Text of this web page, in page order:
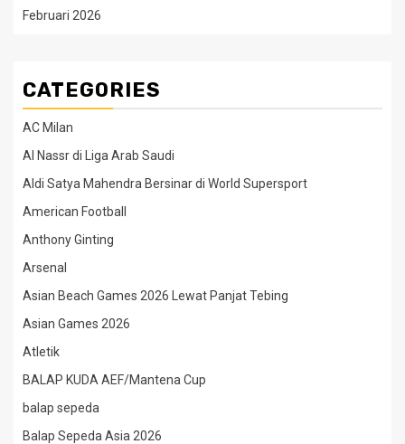
Februari 2026
CATEGORIES
AC Milan
Al Nassr di Liga Arab Saudi
Aldi Satya Mahendra Bersinar di World Supersport
American Football
Anthony Ginting
Arsenal
Asian Beach Games 2026 Lewat Panjat Tebing
Asian Games 2026
Atletik
BALAP KUDA AEF/Mantena Cup
balap sepeda
Balap Sepeda Asia 2026